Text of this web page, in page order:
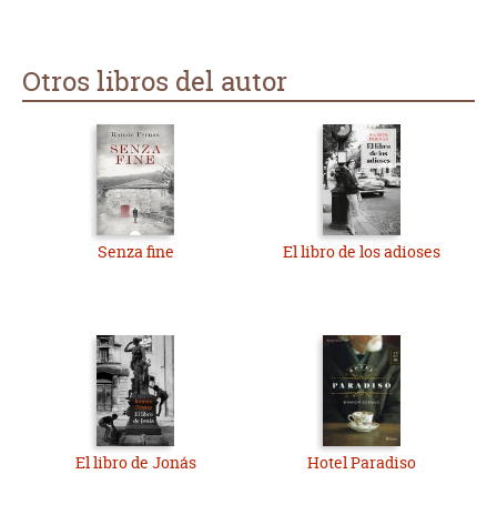
Otros libros del autor
Senza fine El libro de los adioses
El libro de Jonás Hotel Paradiso